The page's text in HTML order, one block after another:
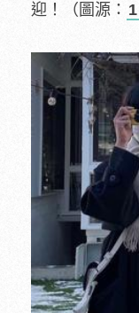
迎！（圖源： 1